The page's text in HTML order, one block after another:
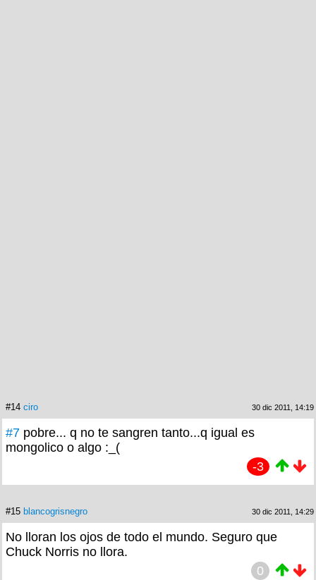
#14 ciro 30 dic 2011, 14:19
#7 pobre... q no te sangren tanto...q igual es
mongolico o algo :_(
-3
#15 blancogrisnegro 30 dic 2011, 14:29
No lloran los ojos de todo el mundo. Seguro que
Chuck Norris no llora.
0